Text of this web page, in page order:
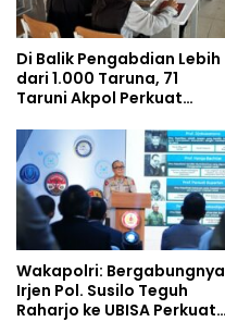
Di Balik Pengabdian Lebih
dari 1.000 Taruna, 71
Taruni Akpol Perkuat
Siswa Sekolah Rakyat
Wakapolri: Bergabungnya
Irjen Pol. Susilo Teguh
Raharjo ke UBISA Perkuat